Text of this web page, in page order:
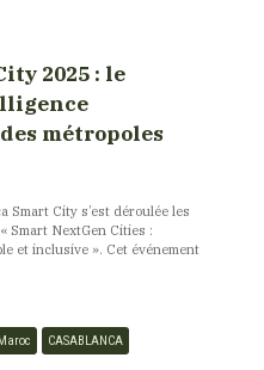
2025 : le
métropoles
Smart City s’est déroulée les
Smart NextGen Cities :
et inclusive ». Cet événement
CASABLANCA